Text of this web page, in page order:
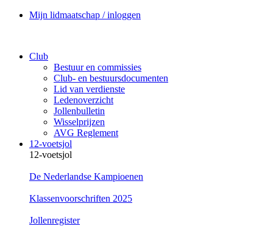
Mijn lidmaatschap / inloggen
Club
Bestuur en commissies
Club- en bestuursdocumenten
Lid van verdienste
Ledenoverzicht
Jollenbulletin
Wisselprijzen
AVG Reglement
12-voetsjol
12-voetsjol
De Nederlandse Kampioenen
Klassenvoorschriften 2025
Jollenregister